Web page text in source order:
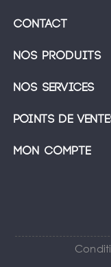
Contact
Nos produits
Nos services
Points de
Mon compte